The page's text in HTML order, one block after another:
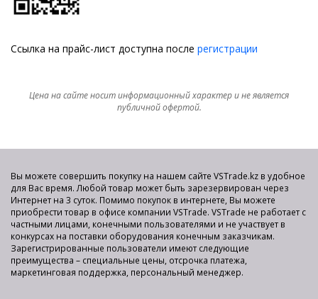
Ссылка на прайс-лист доступна после регистрации
Цена на сайте носит информационный характер и не является
публичной офертой.
Вы можете совершить покупку на нашем сайте VSTrade.kz в удобное
для Вас время. Любой товар может быть зарезервирован через
Интернет на 3 суток. Помимо покупок в интернете, Вы можете
приобрести товар в офисе компании VSTrade. VSTrade не работает с
частными лицами, конечными пользователями и не участвует в
конкурсах на поставки оборудования конечным заказчикам.
Зарегистрированные пользователи имеют следующие
преимущества – специальные цены, отсрочка платежа,
маркетинговая поддержка, персональный менеджер.